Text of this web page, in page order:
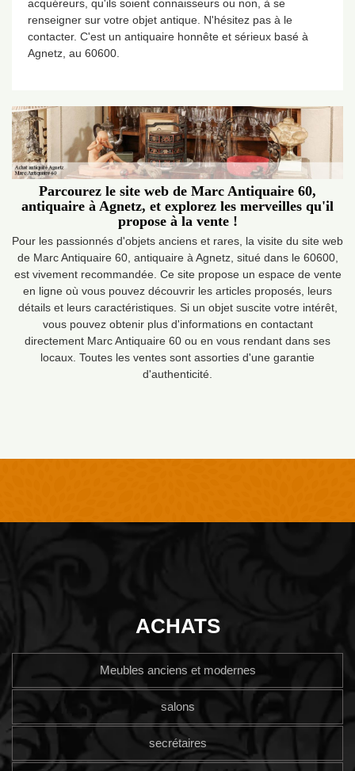
acquéreurs, qu'ils soient connaisseurs ou non, à se
renseigner sur votre objet antique. N'hésitez pas à le
contacter. C'est un antiquaire honnête et sérieux basé à
Agnetz, au 60600.
Parcourez le site web de Marc Antiquaire 60,
antiquaire à Agnetz, et explorez les merveilles qu'il
propose à la vente !
Pour les passionnés d'objets anciens et rares, la visite du site web
de Marc Antiquaire 60, antiquaire à Agnetz, situé dans le 60600,
est vivement recommandée. Ce site propose un espace de vente
en ligne où vous pouvez découvrir les articles proposés, leurs
détails et leurs caractéristiques. Si un objet suscite votre intérêt,
vous pouvez obtenir plus d'informations en contactant
directement Marc Antiquaire 60 ou en vous rendant dans ses
locaux. Toutes les ventes sont assorties d'une garantie
d'authenticité.
ACHATS
Meubles anciens et modernes
salons
secrétaires